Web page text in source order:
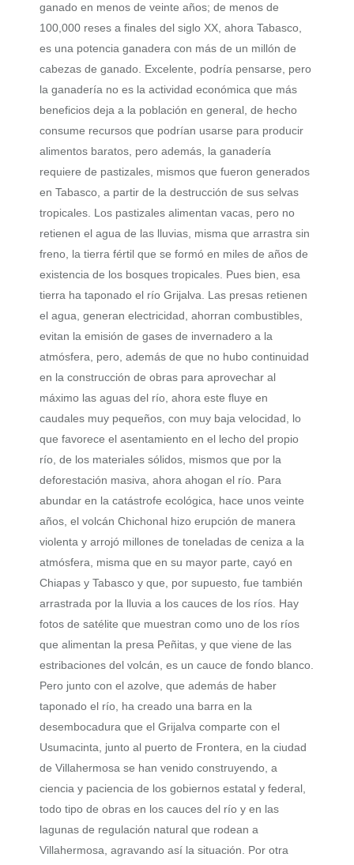
ganado en menos de veinte años; de menos de
100,000 reses a finales del siglo XX, ahora Tabasco,
es una potencia ganadera con más de un millón de
cabezas de ganado. Excelente, podría pensarse, pero
la ganadería no es la actividad económica que más
beneficios deja a la población en general, de hecho
consume recursos que podrían usarse para producir
alimentos baratos, pero además, la ganadería
requiere de pastizales, mismos que fueron generados
en Tabasco, a partir de la destrucción de sus selvas
tropicales. Los pastizales alimentan vacas, pero no
retienen el agua de las lluvias, misma que arrastra sin
freno, la tierra fértil que se formó en miles de años de
existencia de los bosques tropicales. Pues bien, esa
tierra ha taponado el río Grijalva. Las presas retienen
el agua, generan electricidad, ahorran combustibles,
evitan la emisión de gases de invernadero a la
atmósfera, pero, además de que no hubo continuidad
en la construcción de obras para aprovechar al
máximo las aguas del río, ahora este fluye en
caudales muy pequeños, con muy baja velocidad, lo
que favorece el asentamiento en el lecho del propio
río, de los materiales sólidos, mismos que por la
deforestación masiva, ahora ahogan el río. Para
abundar en la catástrofe ecológica, hace unos veinte
años, el volcán Chichonal hizo erupción de manera
violenta y arrojó millones de toneladas de ceniza a la
atmósfera, misma que en su mayor parte, cayó en
Chiapas y Tabasco y que, por supuesto, fue también
arrastrada por la lluvia a los cauces de los ríos. Hay
fotos de satélite que muestran como uno de los ríos
que alimentan la presa Peñitas, y que viene de las
estribaciones del volcán, es un cauce de fondo blanco.
Pero junto con el azolve, que además de haber
taponado el río, ha creado una barra en la
desembocadura que el Grijalva comparte con el
Usumacinta, junto al puerto de Frontera, en la ciudad
de Villahermosa se han venido construyendo, a
ciencia y paciencia de los gobiernos estatal y federal,
todo tipo de obras en los cauces del río y en las
lagunas de regulación natural que rodean a
Villahermosa, agravando así la situación. Por otra